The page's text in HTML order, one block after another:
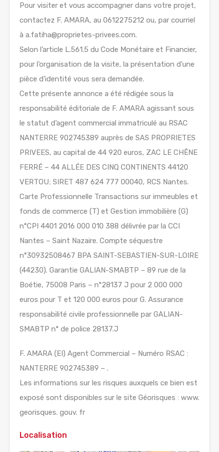
Pour visiter et vous accompagner dans votre projet,
contactez F. AMARA, au 0612275212 ou, par courriel
à a.fatiha@proprietes-privees.com.
Selon l’article L.561.5 du Code Monétaire et Financier,
pour l’organisation de la visite, la présentation d’une
pièce d’identité vous sera demandée.
Cette présente annonce a été rédigée sous la
responsabilité éditoriale de F. AMARA agissant sous
le statut d’agent commercial immatriculé au RSAC
NANTERRE 902745389 auprès de SAS PROPRIETES
PRIVEES, au capital de 44 920 euros, ZAC LE CHÊNE
FERRÉ – 44 ALLÉE DES CINQ CONTINENTS 44120
VERTOU; SIRET 487 624 777 00040, RCS Nantes.
Carte Professionnelle Transactions sur immeubles et
fonds de commerce (T) et Gestion immobilière (G)
n°CPI 4401 2016 000 010 388 délivrée par la CCI
Nantes – Saint Nazaire. Compte séquestre
n°30932508467 BPA SAINT-SEBASTIEN-SUR-LOIRE
(44230). Garantie GALIAN-SMABTP – 89 rue de la
Boétie, 75008 Paris – n°28137 J pour 2 000 000
euros pour T et 120 000 euros pour G. Assurance
responsabilité civile professionnelle par GALIAN-
SMABTP n° de police 28137.J
F. AMARA (EI) Agent Commercial – Numéro RSAC :
NANTERRE 902745389 – .
Les informations sur les risques auxquels ce bien est
exposé sont disponibles sur le site Géorisques : www.
georisques. gouv. fr
Localisation